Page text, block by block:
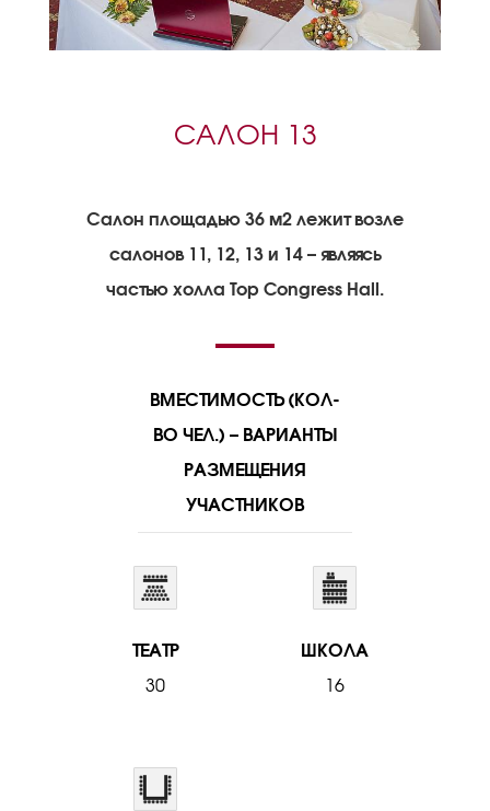
САЛОН 13
Салон площадью 36 м2 лежит возле
салонов 11, 12, 13 и 14 – являясь
частью холла Top Congress Hall.
ВМЕСТИМОСТЬ (КОЛ-
ВО ЧЕЛ.) – ВАРИАНТЫ
РАЗМЕЩЕНИЯ
УЧАСТНИКОВ
ТЕАТР
30
ШКОЛА
16